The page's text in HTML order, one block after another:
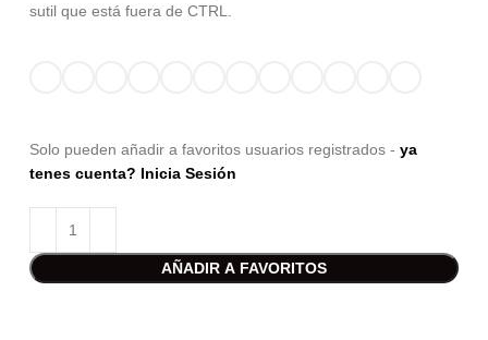
sutil que está fuera de CTRL.
Solo pueden añadir a favoritos usuarios registrados - ya
tenes cuenta? Inicia Sesión
AÑADIR A FAVORITOS